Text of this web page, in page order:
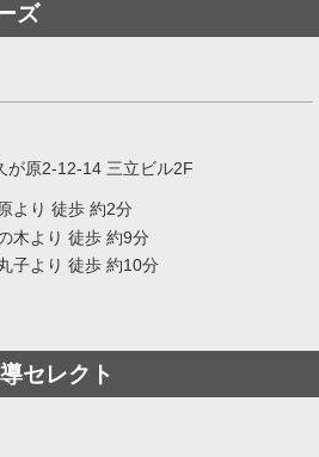
ズ
が原2-12-14 三立ビル2F
より 徒歩 約2分
木より 徒歩 約9分
子より 徒歩 約10分
セレクト